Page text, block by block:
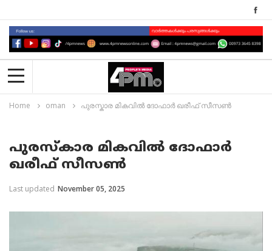
Home oman പുരസ്കാര മികവിൽ ദോഫാർ ഖരീഫ് സീസൺ
പുരസ്കാര മികവിൽ ദോഫാർ
ഖരീഫ് സീസൺ
Last updated November 05, 2025